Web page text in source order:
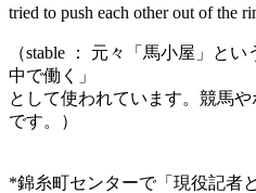
tried to push each other out of the
（stable ： 元々「馬小屋」と
中で働く」
として使われています。競馬
です。）
*錦糸町センターで「現役記者